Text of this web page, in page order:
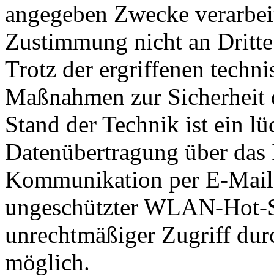
angegeben Zwecke
Zustimmung nicht an
Trotz der ergriffenen
Maßnahmen zur Sicherheit
Stand der Technik ist ein
Datenübertragung über
Kommunikation per E-
ungeschützter WLAN-
unrechtmäßiger Zugriff
möglich.